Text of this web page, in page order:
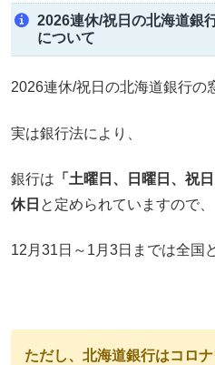
2026連休/祝日の北海道銀
について
2026連休/祝日の北海道銀行の
実は銀行法により、
銀行は 「土曜日、日曜日、祝
休日 と定められていますので、
12月31日～1月3日までは全国
ただし、北海道銀行はコロ